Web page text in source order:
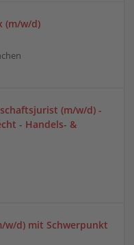
(m/w/d)
(m/w/d) -
- Handels- &
w/d) mit Schwerpunkt